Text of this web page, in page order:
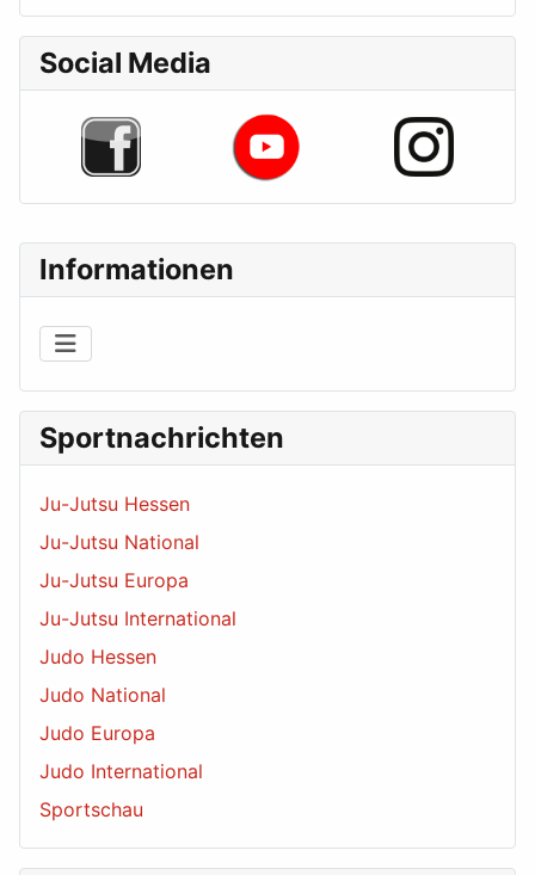
Informationen
Sportnachrichten
Ju-Jutsu Hessen
Ju-Jutsu National
Ju-Jutsu Europa
Ju-Jutsu International
Judo Hessen
Judo National
Judo Europa
Judo International
Sportschau
Social Media